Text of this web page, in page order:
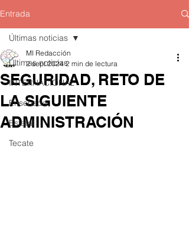
Entrada
Últimas noticias
INTERNACIONAL
Ensenada
Estatal
Tecate
Últimas noticias
SEGURIDAD, RETO DE
LA SIGUIENTE
ADMINISTRACIÓN
MI Redacción
2 sept 2024 2 min de lectura